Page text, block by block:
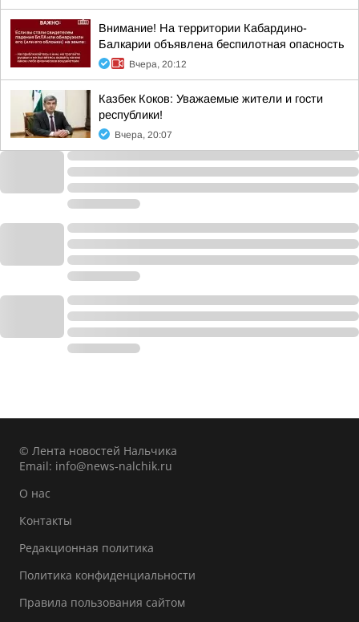
Внимание! На территории Кабардино-
Балкарии объявлена беспилотная опасность
Вчера, 20:12
Казбек Коков: Уважаемые жители и гости
республики!
Вчера, 20:07
© Лента новостей Нальчика
Email: info@news-nalchik.ru
О нас
Контакты
Редакционная политика
Политика конфиденциальности
Правила пользования сайтом